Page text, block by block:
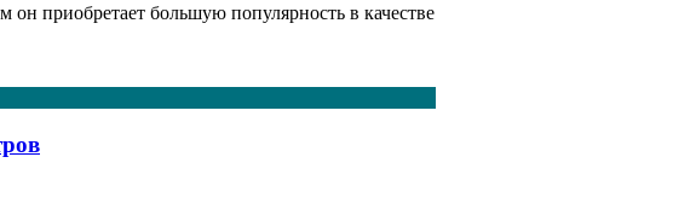
приобретает большую популярность в качестве